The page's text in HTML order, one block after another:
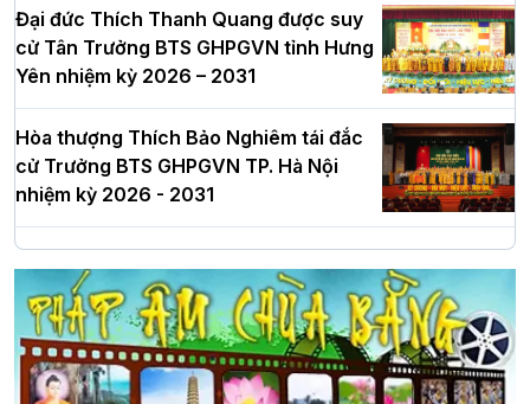
Đại đức Thích Thanh Quang được suy
cử Tân Trưởng BTS GHPGVN tỉnh Hưng
Yên nhiệm kỳ 2026 – 2031
Hòa thượng Thích Bảo Nghiêm tái đắc
cử Trưởng BTS GHPGVN TP. Hà Nội
nhiệm kỳ 2026 - 2031
Hà Nội: Long trọng lễ khởi công xây
dựng Trung tâm văn hóa Phật giáo Thủ
đô